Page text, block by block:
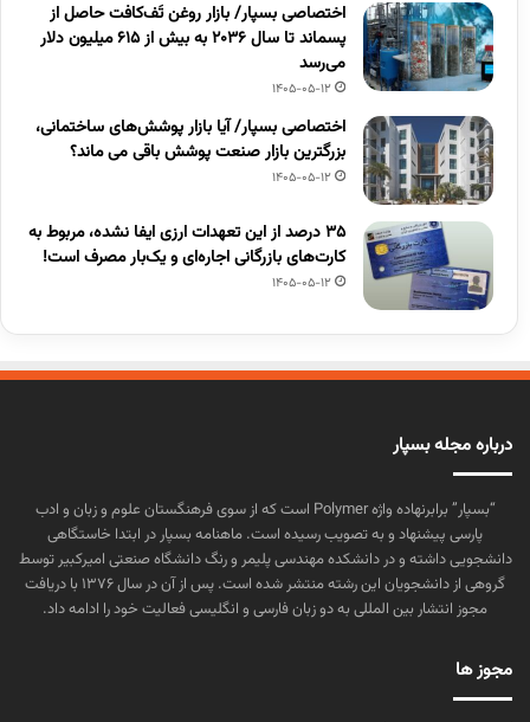
اختصاصی بسپار/ بازار روغن تَف‌کافت حاصل از
پسماند تا سال ۲۰۳۶ به بیش از ۶۱۵ میلیون دلار
می‌رسد
1405-05-12
اختصاصی بسپار/ آیا بازار پوشش‌های ساختمانی،
بزرگترین بازار صنعت پوشش باقی می ماند؟
1405-05-12
۳۵ درصد از این تعهدات ارزی ایفا نشده، مربوط به
کارت‌های بازرگانی اجاره‌ای و یک‌بار مصرف است!
1405-05-12
درباره مجله بسپار
“بسپار” برابرنهاده واژه Polymer است که از سوی فرهنگستان علوم و زبان و ادب
پارسی پیشنهاد و به تصویب رسیده است. ماهنامه بسپار در ابتدا خاستگاهی
دانشجویی داشته و در دانشکده مهندسی پلیمر و رنگ دانشگاه صنعتی امیرکبیر توسط
گروهی از دانشجویان این رشته منتشر شده است. پس از آن در سال ۱۳۷۶ با دریافت
مجوز انتشار بین المللی به دو زبان فارسی و انگلیسی فعالیت خود را ادامه داد.
مجوز ها